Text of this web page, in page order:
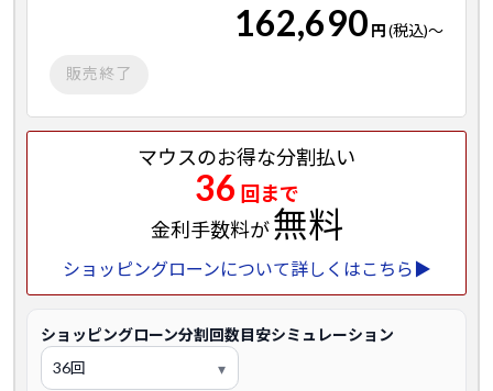
162,690 円(税込)～
販売終了
マウスのお得な分割払い
36 回まで
金利手数料が無料
ショッピングローンについて詳しくはこちら▶
ショッピングローン分割回数目安シミュレーション